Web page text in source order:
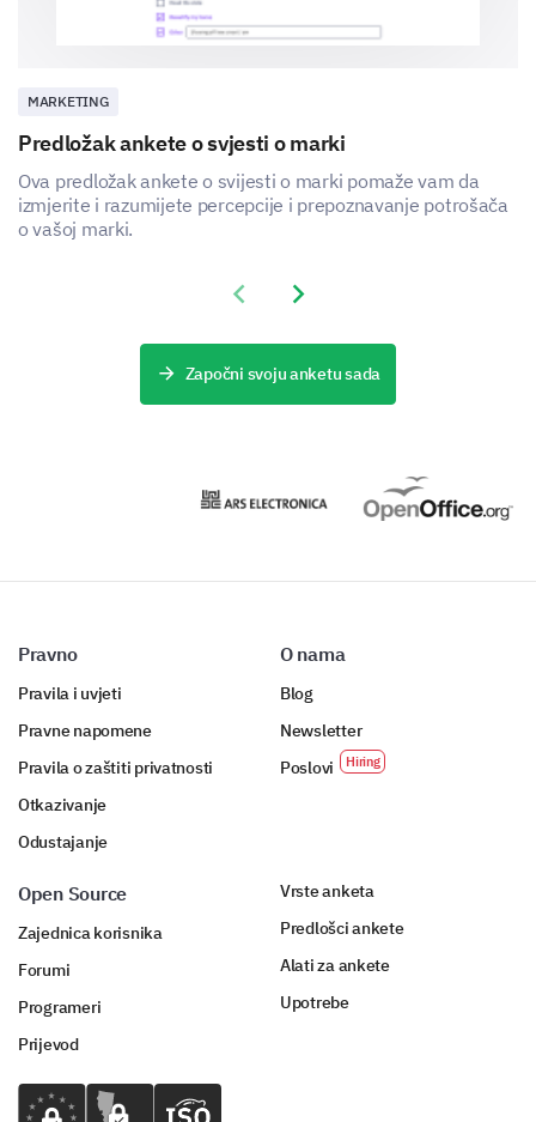
rješenja i prilike koja bi mogla biti korisna za vašu
organizaciju.
Koliko često vaša organizacija investira u
tehnološka rješenja za prevladavanje tržišnih
Tehnološki alati
Istraživanje tržišta
Uvid u kupce
Regulatorne smjernice
Ostalo:
Molimo vas da rangirate sljedeća potencijalna
rješenja prema važnosti za vašu organizaciju.
Prvi izbor
MARKETING
Predložak ankete o svjesti o marki
Ova predložak ankete o svijesti o marki pomaže vam da
izmjerite i razumijete percepcije i prepoznavanje potrošača
o vašoj marki.
Previous slide
Next slide
Započni svoju anketu sada
Pravno
Pravila i uvjeti
Pravne napomene
Pravila o zaštiti privatnosti
Otkazivanje
Odustajanje
O nama
Blog
Newsletter
Poslovi
Open Source
Zajednica korisnika
Forumi
Programeri
Prijevod
Vrste anketa
Predlošci ankete
Alati za ankete
Upotrebe